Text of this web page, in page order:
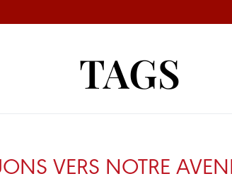
TAGS
VERS NOTRE